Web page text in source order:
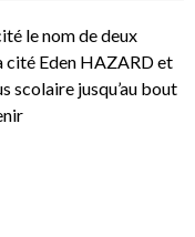
le nom de deux
cité Eden HAZARD et
scolaire jusqu’au bout